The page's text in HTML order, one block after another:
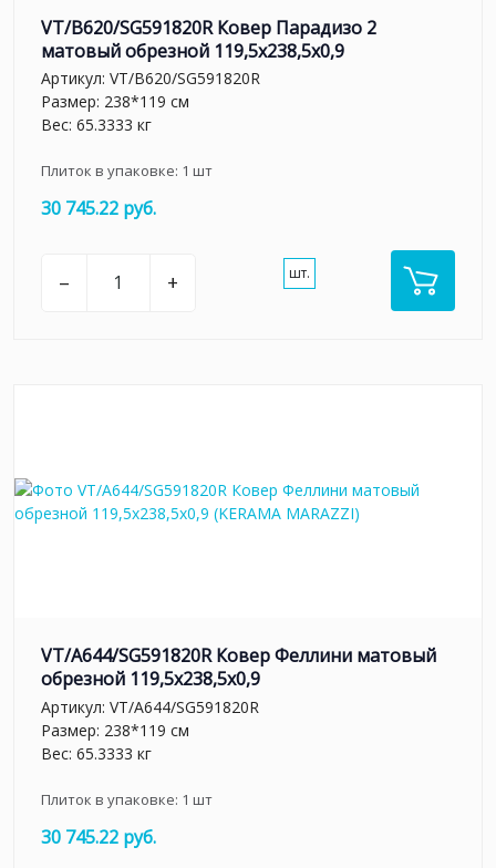
VT/B620/SG591820R Ковер Парадизо 2
матовый обрезной 119,5x238,5x0,9
Артикул: VT/B620/SG591820R
Размер: 238*119 см
Вес: 65.3333 кг
Плиток в упаковке: 1 шт
30 745.22 руб.
– + шт.
VT/A644/SG591820R Ковер Феллини матовый
обрезной 119,5x238,5x0,9
Артикул: VT/A644/SG591820R
Размер: 238*119 см
Вес: 65.3333 кг
Плиток в упаковке: 1 шт
30 745.22 руб.